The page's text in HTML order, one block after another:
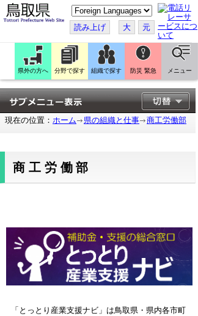
こ
の
ペ
ー
ジ
を
翻
訳
す
る
読み上げ 大 元
県外の方へ 分野で探す 組織で探す 防災 緊急 メニュー
現在の位置： ホーム 県の組織と仕事 商工労働部
商工労働部
「とっとり産業支援ナビ」は鳥取県・県内各市町